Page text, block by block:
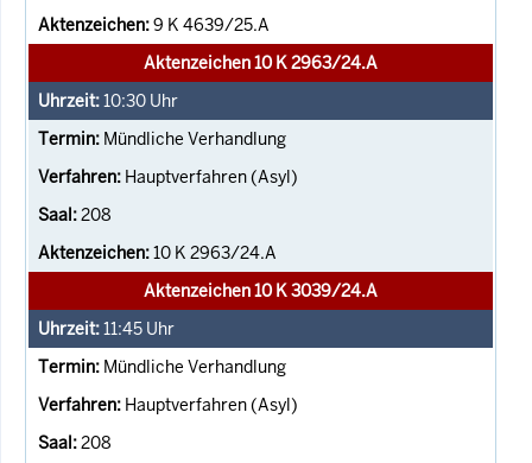
9 K 4639/25.A
Aktenzeichen 10 K 2963/24.A
10:30 Uhr
Mündliche Verhandlung
Hauptverfahren (Asyl)
208
10 K 2963/24.A
Aktenzeichen 10 K 3039/24.A
11:45 Uhr
Mündliche Verhandlung
Hauptverfahren (Asyl)
208